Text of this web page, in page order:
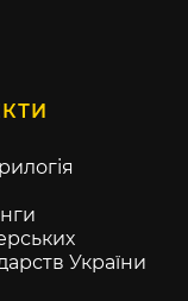
України